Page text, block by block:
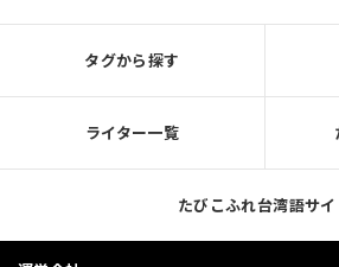
タグから探す
ライター一覧
たびこふれ台湾語サイ